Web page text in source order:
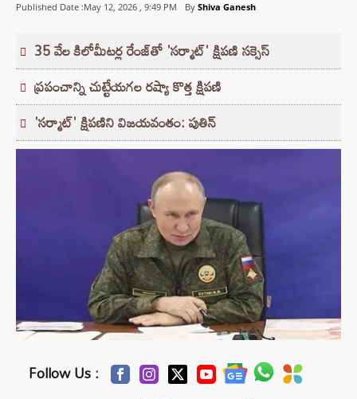
Published Date :May 12, 2026 , 9:49 PM By Shiva Ganesh
35 వేల కిలోమీటర్ల రేంజ్‌తో 'సర్మాట్' క్షిపణి సక్సెస్
ప్రపంచాన్ని చుట్టేయగల రష్యా కొత్త క్షిపణి
'సర్మాట్' క్షిపణిని విజయవంతం: పుతిన్
Follow Us :